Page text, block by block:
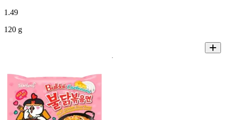
1 .49
120 g